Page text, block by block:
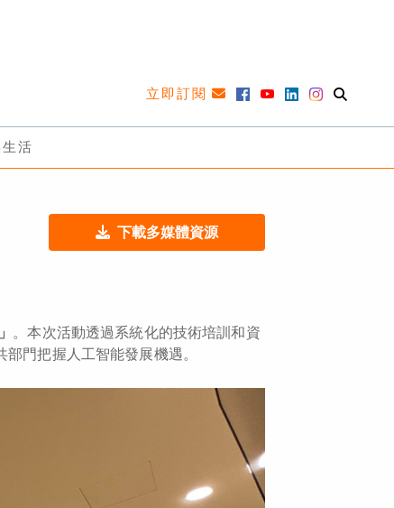
立即訂閱
活
下載多媒體資源
。本次活動透過系統化的技術培訓和資
門把握人工智能發展機遇。